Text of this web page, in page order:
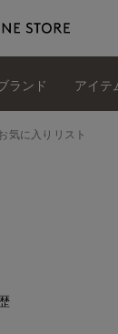
ランド アイテ
気に入りリスト